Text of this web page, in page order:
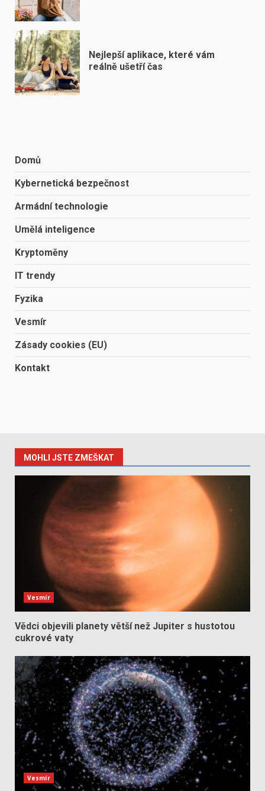
Nejlepší aplikace, které vám
reálně ušetří čas
Domů
Kybernetická bezpečnost
Armádní technologie
Umělá inteligence
Kryptoměny
IT trendy
Fyzika
Vesmír
Zásady cookies (EU)
Kontakt
MOHLI JSTE ZMEŠKAT
Vesmír
Vědci objevili planety větší než Jupiter s hustotou
cukrové vaty
Vesmír